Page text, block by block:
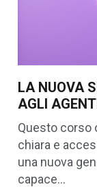
LA NUOVA
AGLI
Questo corso
chiara e
una nuova
capace…